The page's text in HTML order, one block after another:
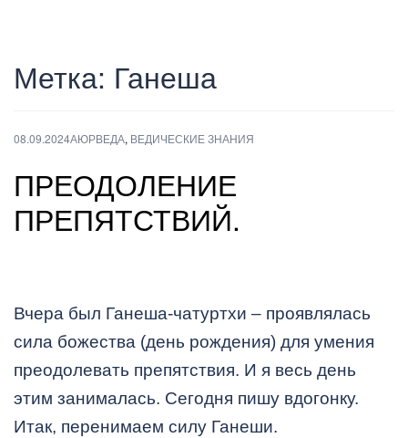
Метка: Ганеша
08.09.2024АЮРВЕДА, ВЕДИЧЕСКИЕ ЗНАНИЯ
ПРЕОДОЛЕНИЕ
ПРЕПЯТСТВИЙ.
Вчера был Ганеша-чатуртхи – проявлялась
сила божества (день рождения) для умения
преодолевать препятствия. И я весь день
этим занималась. Сегодня пишу вдогонку.
Итак, перенимаем силу Ганеши.